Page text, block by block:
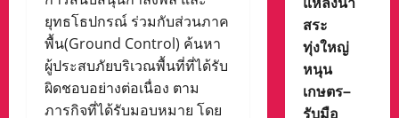
ยุทธโธปกรณ์ ร่วมกับส่วนภาค
พื้น(Ground Control) ค้นหา
ผู้ประสบภัยบริเวณพื้นที่ที่ได้รับ
ผิดชอบอย่างต่อเนื่อง ตาม
ภารกิจที่ได้รับมอบหมาย โดย
สระ
ทุ่งใหญ่
หนุน
เกษตร–
รับมือ